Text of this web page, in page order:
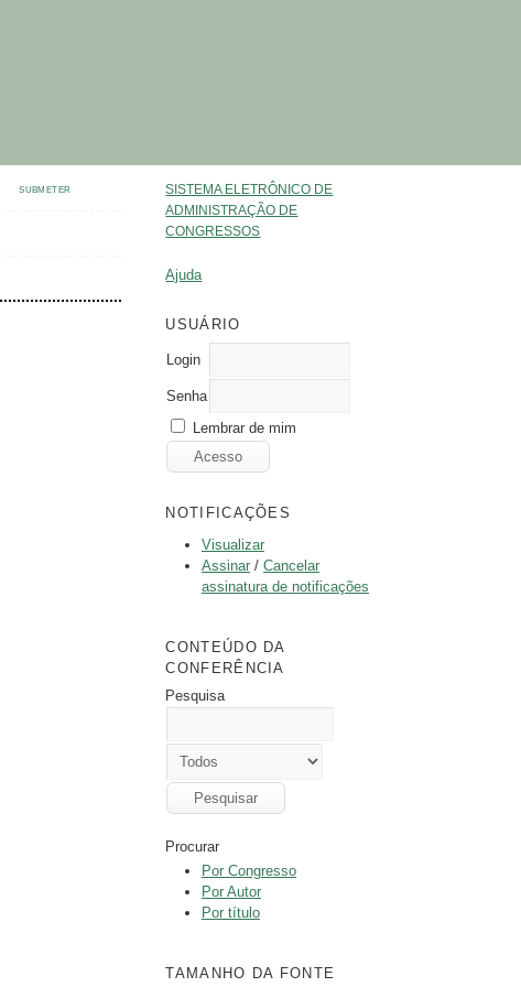
SISTEMA ELETRÔNICO DE
ADMINISTRAÇÃO DE
CONGRESSOS
Ajuda
USUÁRIO
Login
Senha
Lembrar de mim
NOTIFICAÇÕES
Visualizar
Assinar/ Cancelar
assinatura de notificações
CONTEÚDO DA
CONFERÊNCIA
Pesquisa
Procurar
Por Congresso
Por Autor
Por título
TAMANHO DA FONTE
SUBMETER